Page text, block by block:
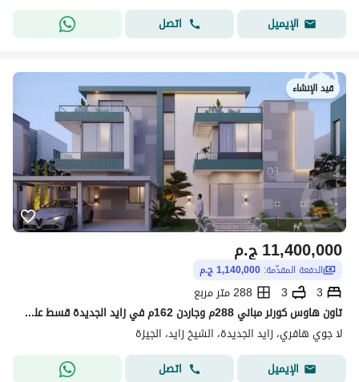
الإيميل
اتصل
قيد الإنشاء
ج.م11,400,000
الدفعة المقدّمة: 1,140,000 ج.م
3
3
288 متر مربع
تاون هاوس كورنر مباني 288م وجاردن 162م في زايد الجديدة قسط على 10 سنين بمقدم 10% بسعر لقطة بخصم 600 ألف جنيه
لا جوي هافري، زايد الجديدة، الشيخ زايد، الجيزة
الإيميل
اتصل